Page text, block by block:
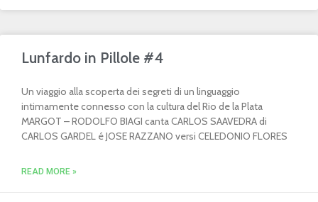
Lunfardo in Pillole #4
Un viaggio alla scoperta dei segreti di un linguaggio
intimamente connesso con la cultura del Rio de la Plata
MARGOT – RODOLFO BIAGI canta CARLOS SAAVEDRA di
CARLOS GARDEL é JOSE RAZZANO versi CELEDONIO FLORES
READ MORE »